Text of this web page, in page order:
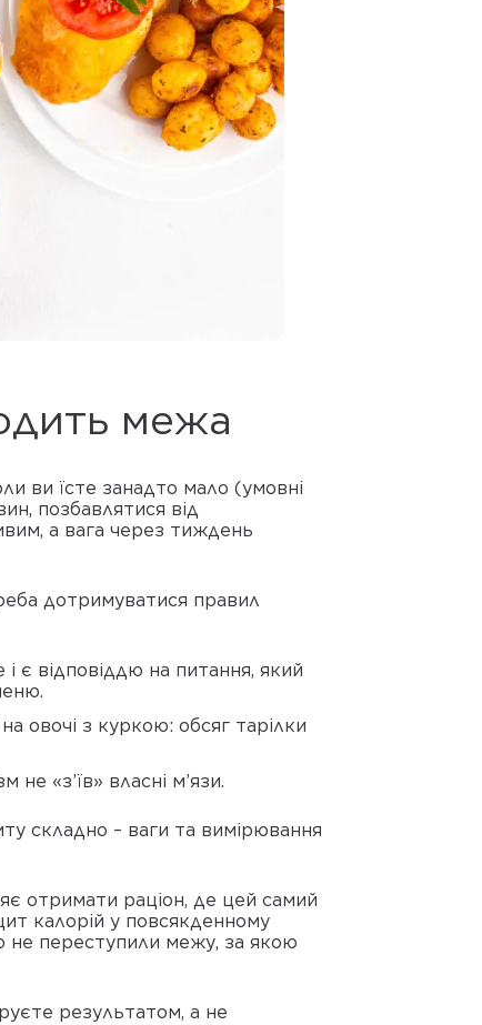
межа
ви їсте занадто мало (умовні
позбавлятися від
а вага через тиждень
дотримуватися правил
є відповіддю на питання, який
овочі з куркою: обсяг тарілки
«з’їв» власні м’язи.
складно – ваги та вимірювання
отримати раціон, де цей самий
калорій у повсякденному
не переступили межу, за якою
результатом, а не